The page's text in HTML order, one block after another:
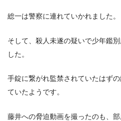
総一は警察に連れていかれました。
そして、殺人未遂の疑いで少年鑑
した。
手錠に繋がれ監禁されていたはず
ていたようです。
藤井への脅迫動画を撮ったのも、